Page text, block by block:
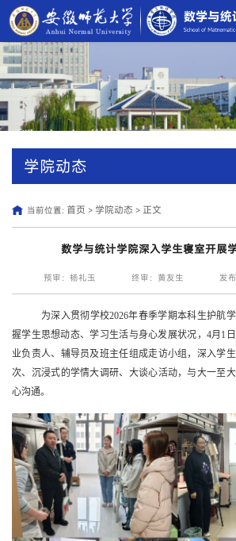
学院动态
当前位置: 首页 > 学院动态 > 正文
数学与统计学院深入学生寝室开展
预审：杨礼玉 终审：黄友生 发
为深入贯彻学校2026年春季学期本科生护航
握学生思想动态、学习生活与身心发展状况，4月1
业负责人、辅导员及班主任组成走访小组，深入学
次、沉浸式的学情大调研、大谈心活动，与大一至
心沟通。